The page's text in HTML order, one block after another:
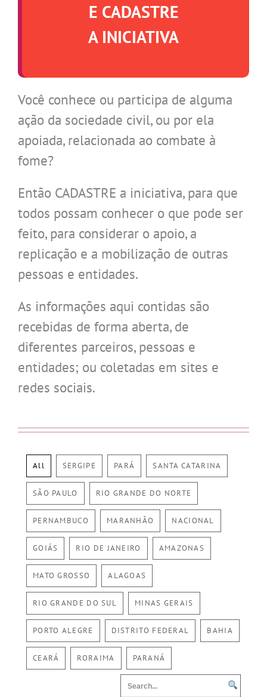
E CADASTRE
A INICIATIVA
Você conhece ou participa de alguma
ação da sociedade civil, ou por ela
apoiada, relacionada ao combate à
fome?
Então CADASTRE a iniciativa, para que
todos possam conhecer o que pode ser
feito, para considerar o apoio, a
replicação e a mobilização de outras
pessoas e entidades.
As informações aqui contidas são
recebidas de forma aberta, de
diferentes parceiros, pessoas e
entidades; ou coletadas em sites e
redes sociais.
All SERGIPE PARÁ SANTA CATARINA
SÃO PAULO RIO GRANDE DO NORTE
PERNAMBUCO MARANHÃO NACIONAL
GOIÁS RIO DE JANEIRO AMAZONAS
MATO GROSSO ALAGOAS
RIO GRANDE DO SUL MINAS GERAIS
PORTO ALEGRE DISTRITO FEDERAL BAHIA
CEARÁ RORAIMA PARANÁ